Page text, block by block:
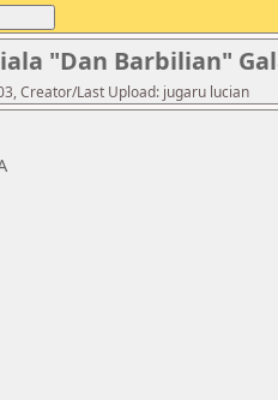
"Dan Barbilian"
Creator/Last Upload: jugaru lucian